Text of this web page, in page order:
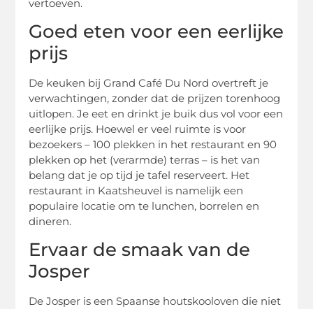
vertoeven.
Goed eten voor een eerlijke
prijs
De keuken bij Grand Café Du Nord overtreft je
verwachtingen, zonder dat de prijzen torenhoog
uitlopen. Je eet en drinkt je buik dus vol voor een
eerlijke prijs. Hoewel er veel ruimte is voor
bezoekers – 100 plekken in het restaurant en 90
plekken op het (verarmde) terras – is het van
belang dat je op tijd je tafel reserveert. Het
restaurant in Kaatsheuvel is namelijk een
populaire locatie om te lunchen, borrelen en
dineren.
Ervaar de smaak van de
Josper
De Josper is een Spaanse houtskooloven die niet